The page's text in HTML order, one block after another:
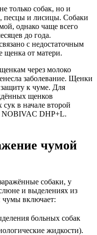
только собак, но и
песцы и лисицы. Собаки
однако чаще всего
до года.
с недостаточным
щенка от матери.
через молоко
заболевание. Щенки
к чуме. Для
щенков
в начале второй
NOBIVAC DHP+L.
чумой
собаки, у
и выделениях из
чумы включает:
больных собак
жидкости).